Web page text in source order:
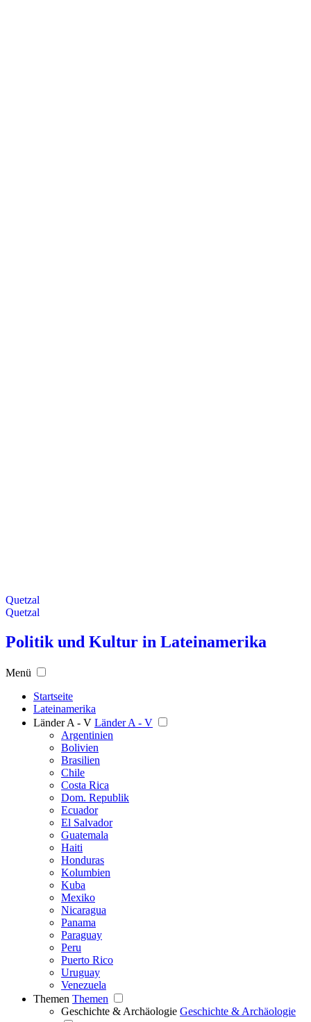
Quetzal
Quetzal
Politik und Kultur in Lateinamerika
Menü
Startseite
Lateinamerika
Länder A - V Länder A - V
Argentinien
Bolivien
Brasilien
Chile
Costa Rica
Dom. Republik
Ecuador
El Salvador
Guatemala
Haiti
Honduras
Kolumbien
Kuba
Mexiko
Nicaragua
Panama
Paraguay
Peru
Puerto Rico
Uruguay
Venezuela
Themen Themen
Geschichte & Archäologie Geschichte & Archäologie